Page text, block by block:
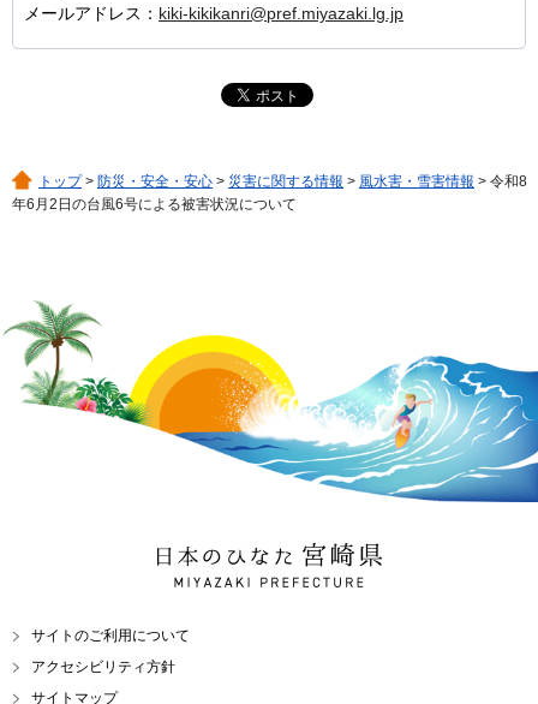
メールアドレス： kiki-kikikanri@pref.miyazaki.lg.jp
トップ> 防災・安全・安心 > 災害に関する情報 > 風水害・雪害情報 > 令和8
年6月2日の台風6号による被害状況について
日本のひなた 宮崎県
MIYAZAKI PREFECTURE
サイトのご利用について
アクセシビリティ方針
サイトマップ